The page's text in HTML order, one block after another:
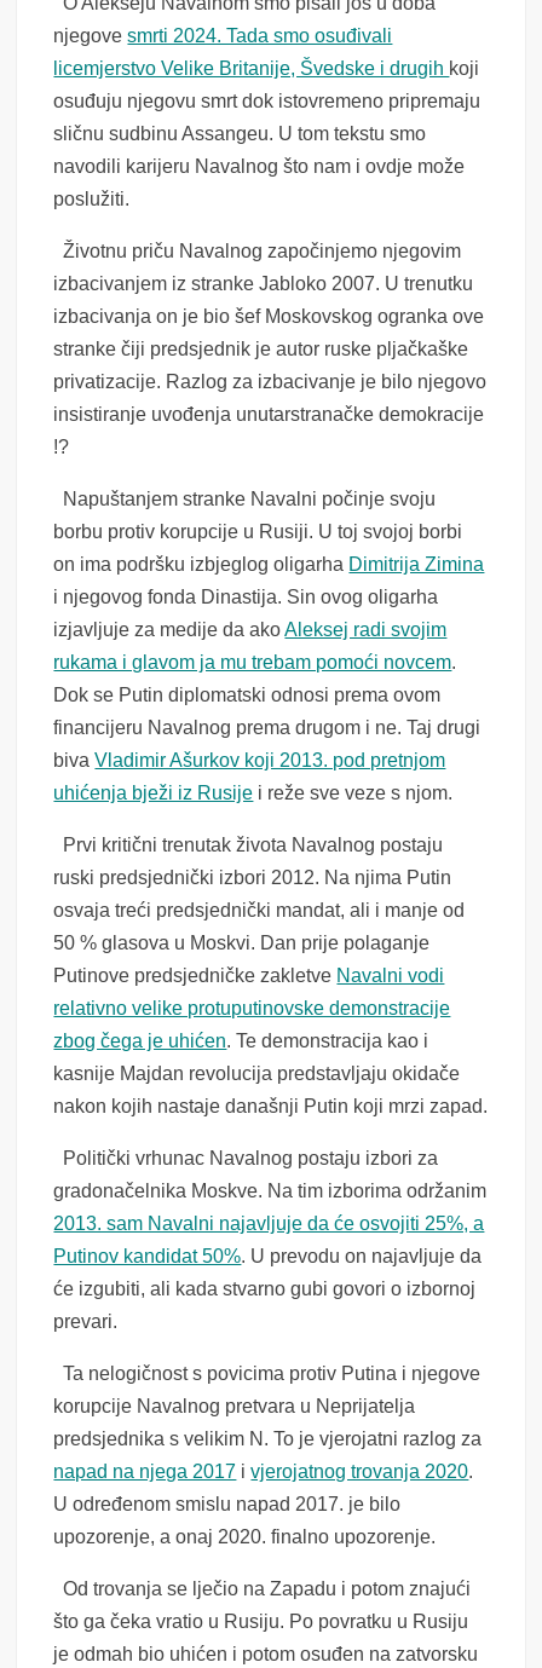
njegovesmrti 2024. Tada smo osuđivali
licemjerstvo Velike Britanije, Švedske i drugih koji
osuđuju njegovu smrt dok istovremeno pripremaju
sličnu sudbinu Assangeu. U tom tekstu smo
navodili karijeru Navalnog što nam i ovdje može
poslužiti.
Životnu priču Navalnog započinjemo njegovim
izbacivanjem iz stranke Jabloko 2007. U trenutku
izbacivanja on je bio šef Moskovskog ogranka ove
stranke čiji predsjednik je autor ruske pljačkaške
privatizacije. Razlog za izbacivanje je bilo njegovo
insistiranje uvođenja unutarstranačke demokracije
!?
Napuštanjem stranke Navalni počinje svoju
borbu protiv korupcije u Rusiji. U toj svojoj borbi
on ima podršku izbjeglog oligarha Dimitrija Zimina
i njegovog fonda Dinastija. Sin ovog oligarha
izjav ljuje za medije da akoAleksej radi svojim
rukama i glavom ja mu trebam pomoći novcem.
Dok se Putin diplomatski odnosi prema ovom
financijeru Navalnog prema drugom i ne. Taj drugi
bivaVladimir Ašurkov koji 2013. pod pretnjom
uhićenja bježi iz Rusije i reže sve veze s njom.
Prvi kritični trenutak života Navalnog postaju
ruski predsjednički izbori 2012. Na njima Putin
osvaja treći predsjednički mandat, ali i manje od
50 % glasova u Moskvi. Dan prije polaganje
Putinove predsjedničke zakletve Navalni vodi
relativno velike protuputinovske demonstracije
zbog čega je uhićen. Te demonstracija kao i
kasnije Majdan revolucija predstavljaju okidače
nakon kojih nastaje današnji Putin koji mrzi zapad.
Politički vrhunac Navalnog postaju izbori za
gradonačelnika Moskve. Na tim izborima održanim
2013. sam Navalni najavljuje da će osvojiti 25%, a
Putinov kandidat 50%. U prevodu on najavljuje da
će izgubiti, ali kada stvarno gubi govori o izbornoj
prevari.
Ta nelogičnost s povicima protiv Putina i njegove
korupcije Navalnog pretvara u Neprijatelja
predsjednika s velikim N. To je vjerojatni razlog za
napad na njega 2017 ivjerojatnog trovanja 2020.
U određenom smislu napad 2017. je bilo
upozorenje, a onaj 2020. finalno upozorenje.
Od trovanja se lječio na Zapadu i potom znajući
što ga čeka vratio u Rusiju. Po povratku u Rusiju
jeodmah bio uhićen i potom osuđen na zatvorsku